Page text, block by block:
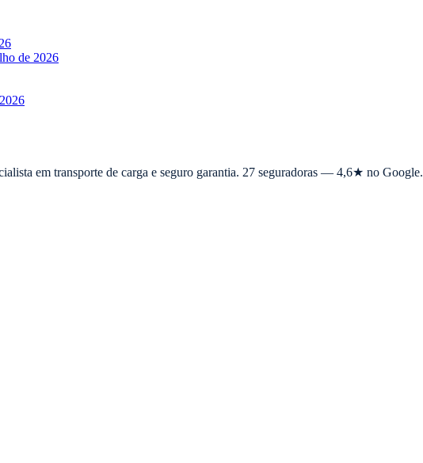
de 2026
em transporte de carga e seguro garantia. 27 seguradoras — 4,6★ no Google.